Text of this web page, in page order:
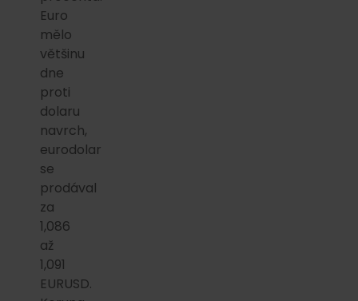
Euro
mělo
většinu
dne
proti
dolaru
navrch,
eurodolar
se
prodával
za
1,086
až
1,091
EURUSD.